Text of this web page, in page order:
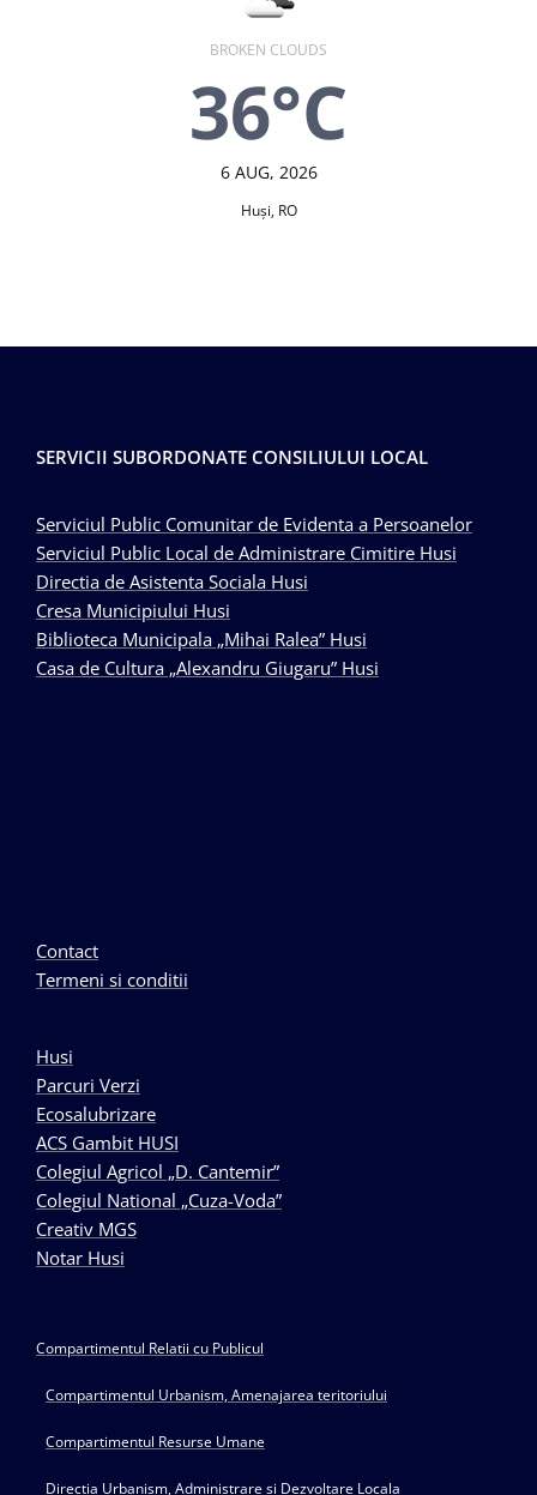
BROKEN CLOUDS
36°C
6 AUG, 2026
Huşi, RO
SERVICII SUBORDONATE CONSILIULUI LOCAL
Serviciul Public Comunitar de Evidenta a Persoanelor
Serviciul Public Local de Administrare Cimitire Husi
Directia de Asistenta Sociala Husi
Cresa Municipiului Husi
Biblioteca Municipala „Mihai Ralea” Husi
Casa de Cultura „Alexandru Giugaru” Husi
Contact
Termeni si conditii
Husi
Parcuri Verzi
Ecosalubrizare
ACS Gambit HUSI
Colegiul Agricol „D. Cantemir”
Colegiul National „Cuza-Voda”
Creativ MGS
Notar Husi
Compartimentul Relatii cu Publicul
Compartimentul Urbanism, Amenajarea teritoriului
Compartimentul Resurse Umane
Directia Urbanism, Administrare si Dezvoltare Locala